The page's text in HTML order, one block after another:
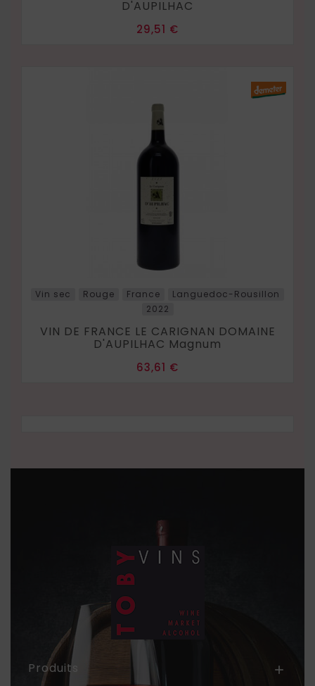
D'AUPILHAC
Prix
29,51 €
Vin sec Rouge France
Languedoc-Rousillon
2022
VIN DE FRANCE LE CARIGNAN DOMAINE
D'AUPILHAC Magnum
Prix
63,61 €
Produits 